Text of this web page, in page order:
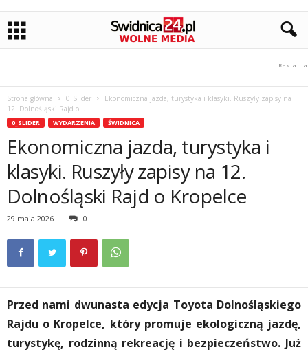
Strona główna 0_Slider
Ekonomiczna jazda, turystyka i klasyki. Ruszyły zapisy na
12. Dolnośląski Rajd o...
0_SLIDER WYDARZENIA ŚWIDNICA
Ekonomiczna jazda, turystyka i
klasyki. Ruszyły zapisy na 12.
Dolnośląski Rajd o Kropelce
29 maja 2026 0
Przed nami dwunasta edycja Toyota Dolnośląskiego
Rajdu o Kropelce, który promuje ekologiczną jazdę,
turystykę, rodzinną rekreację i bezpieczeństwo. Już